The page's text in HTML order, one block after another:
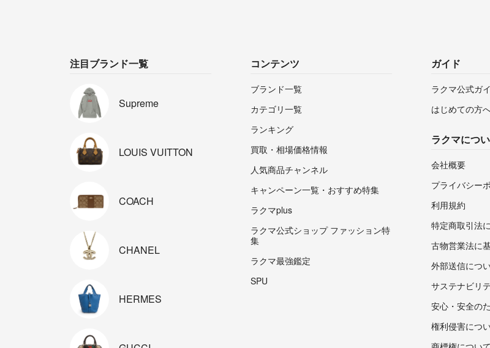
注目ブランド一覧
Supreme
LOUIS VUITTON
COACH
CHANEL
HERMES
コンテンツ
ブランド一覧
カテゴリ一覧
ランキング
買取・相場価格情報
人気商品チャンネル
キャンペーン一覧・おすすめ特集
ラクマplus
ラクマ公式ショップ ファッション特
集
ラクマ最強鑑定
SPU
ガイド
ラクマ公式ガ
はじめての方
ラクマにつ
会社概要
プライバシー
利用規約
特定商取引法
古物営業法に
外部送信につ
サステナビリ
安心・安全の
権利侵害につ